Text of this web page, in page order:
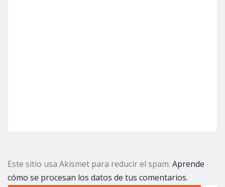
Este sitio usa Akismet para reducir el spam. Aprende
cómo se procesan los datos de tus comentarios.